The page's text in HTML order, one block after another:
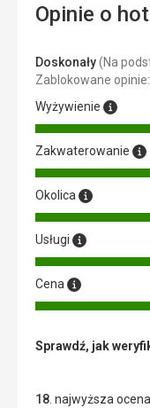
Opinie o
Doskonały(Na
Zablokowane
Wyżywienie
Zakwaterowanie
Okolica
Usługi
Cena
Sprawdź, jak
18 . najwyższa